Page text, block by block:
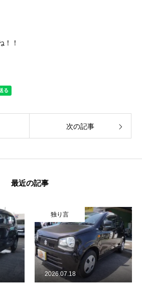
！！
次の記事
最近の記事
独り言
2026.07.18